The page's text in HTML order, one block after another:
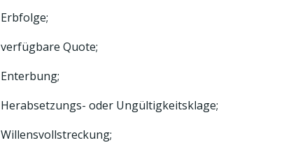
Erbfolge;
verfügbare Quote;
Enterbung;
Herabsetzungs- oder Ungültigkeitsklage;
Willensvollstreckung;